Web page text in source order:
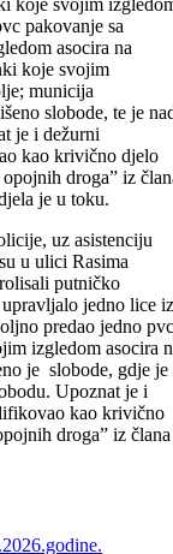
koju koristi gore
je: Laboratorij za
koje svojim
pakovanje sa
asocira na
koje svojim
municija
slobode, te je
je i dežurni
droga” iz
je u toku.
uz asistenciju
u ulici Rasima
putničko
jedno lice iz
predao jedno pvc
izgledom asocira
je slobode, gdje je
Upoznat je i
droga” iz člana